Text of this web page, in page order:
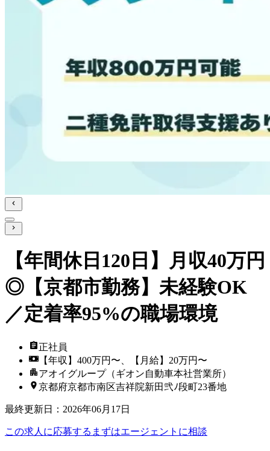
【年間休日120日】月収40万円
◎【京都市勤務】未経験OK
／定着率95%の職場環境
正社員
【年収】400万円〜、【月給】20万円〜
アオイグループ（ギオン自動車本社営業所）
京都府京都市南区吉祥院新田弐ﾉ段町23番地
最終更新日 ： 2026年06月17日
この求人に応募する まずはエージェントに相談